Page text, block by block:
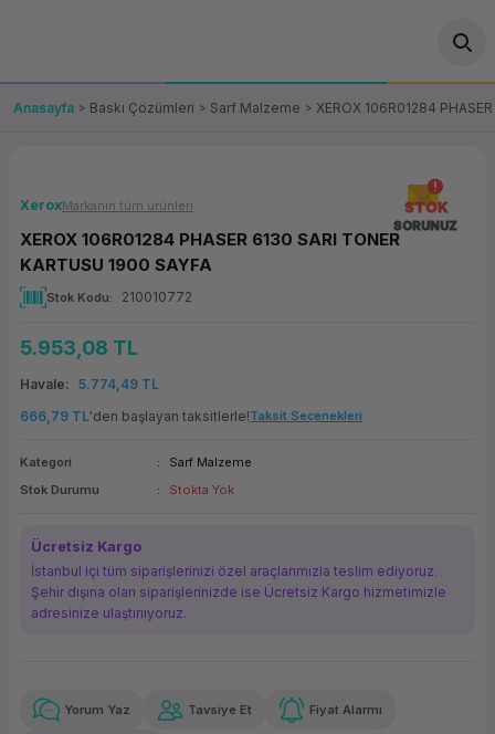
OT/VT Ürünleri
Fiş Yazıcı
Panel PC
(Firewall)
Makinesi
Makinesi
Çözümleri
Bağlantı
Yedekleme
Ürünler
Paketi
Anasayfa Baskı Çözümleri Sarf Malzeme XEROX 106R01284
STOK
SORUNUZ
XeroxMarkanın tüm ürünleri
XEROX 106R01284 PHASER 6130 SARI TONER
KARTUSU 1900 SAYFA
Stok Kodu 210010772
5.953,08 TL
Havale
5.774,49 TL
666,79 TL'den başlayan taksitlerle!Taksit Seçenekleri
Kategori
Sarf Malzeme
Stok Durumu
Stokta Yok
Ücretsiz Kargo
İstanbul içi tüm siparişlerinizi özel araçlarımızla teslim ediyoruz.
Şehir dışına olan siparişlerinizde ise Ücretsiz Kargo hizmetimizle
adresinize ulaştırııyoruz.
Güvenilir Alışveriş
666,79 TL
Yorum Yaz Tavsiye Et Fiyat Alarmı